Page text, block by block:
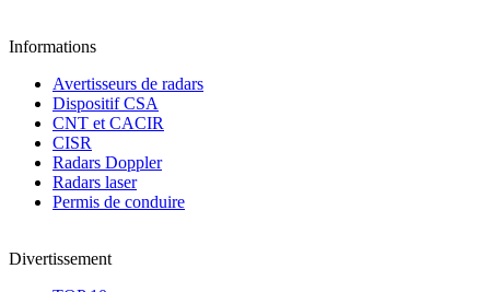
Informations
Avertisseurs de radars
Dispositif CSA
CNT et CACIR
CISR
Radars Doppler
Radars laser
Permis de conduire
Divertissement